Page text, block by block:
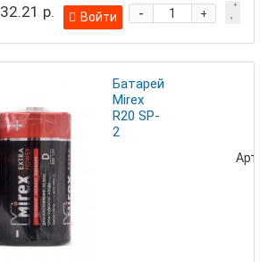
32.21 р. +
-
Войти
Батарейка
Mirex
R20 SP-
2